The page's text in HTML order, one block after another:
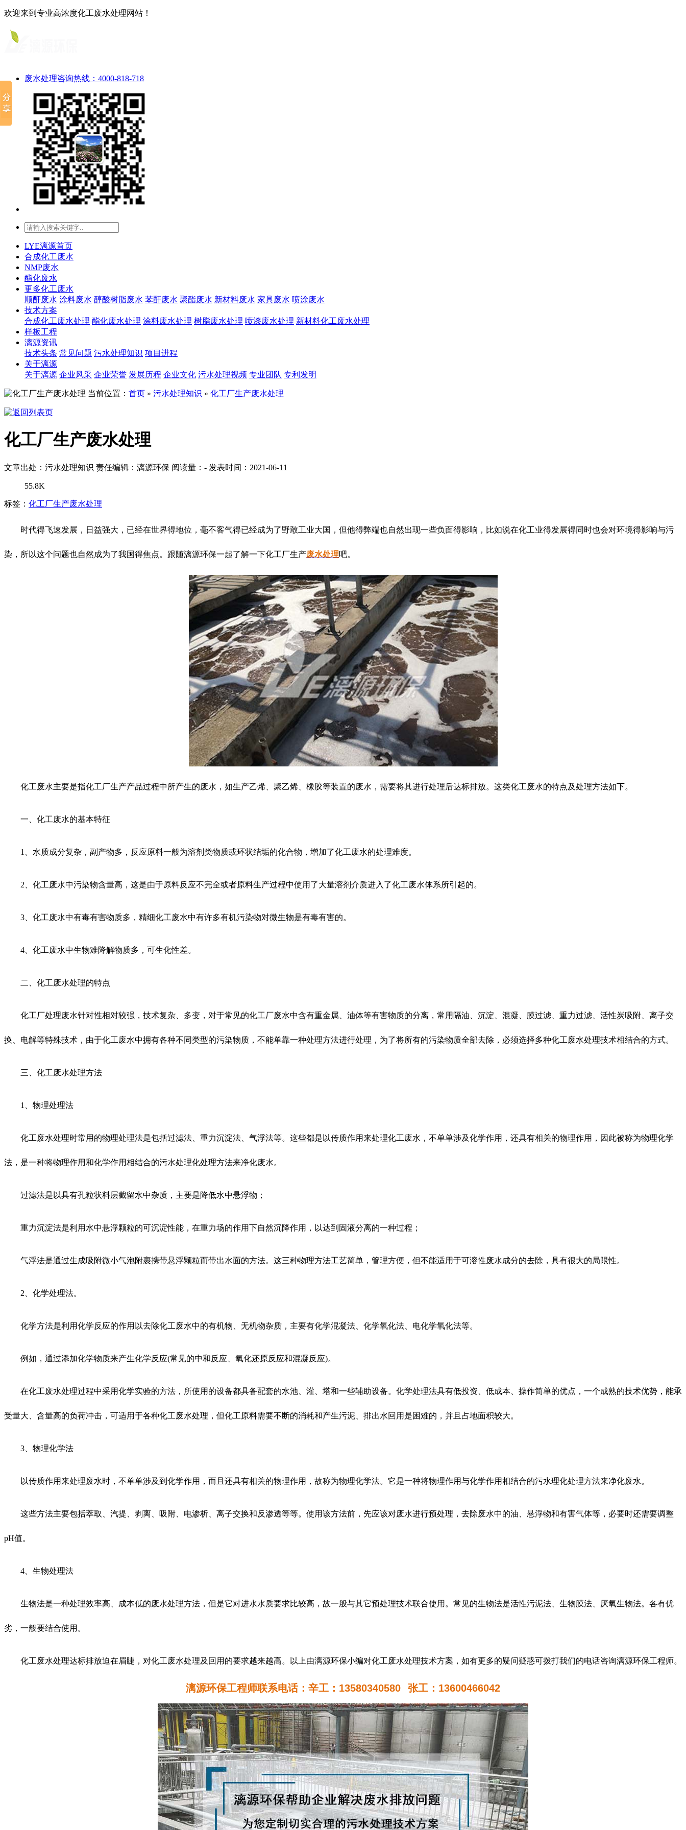
欢迎来到专业高浓度化工废水处理网站！
废水处理咨询热线：4000-818-718
LYE漓源首页
合成化工废水
NMP废水
酯化废水
更多化工废水
顺酐废水 涂料废水 醇酸树脂废水 苯酐废水 聚酯废水 新材料废水 家具废水 喷涂废水
技术方案
合成化工废水处理 酯化废水处理 涂料废水处理 树脂废水处理 喷漆废水处理 新材料化工废水处理
样板工程
漓源资讯
技术头条 常见问题 污水处理知识 项目进程
关于漓源
关于漓源 企业风采 企业荣誉 发展历程 企业文化 污水处理视频 专业团队 专利发明
当前位置： 首页 » 污水处理知识 » 化工厂生产废水处理
化工厂生产废水处理
文章出处：污水处理知识 责任编辑：漓源环保 阅读量： - 发表时间：2021-06-11
55.8K
标签： 化工厂生产废水处理
时代得飞速发展，日益强大，已经在世界得地位，毫不客气得已经成为了野敢工业大国，但他得弊端也自然出现一些负面得影响，比如说在化工业得发展得同时也会对环境得影响与污
染，所以这个问题也自然成为了我国得焦点。跟随漓源环保一起了解一下化工厂生产废水处理吧。
化工废水主要是指化工厂生产产品过程中所产生的废水，如生产乙烯、聚乙烯、橡胶等装置的废水，需要将其进行处理后达标排放。这类化工废水的特点及处理方法如下。
一、化工废水的基本特征
1、水质成分复杂，副产物多，反应原料一般为溶剂类物质或环状结垢的化合物，增加了化工废水的处理难度。
2、化工废水中污染物含量高，这是由于原料反应不完全或者原料生产过程中使用了大量溶剂介质进入了化工废水体系所引起的。
3、化工废水中有毒有害物质多，精细化工废水中有许多有机污染物对微生物是有毒有害的。
4、化工废水中生物难降解物质多，可生化性差。
二、化工废水处理的特点
化工厂处理废水针对性相对较强，技术复杂、多变，对于常见的化工厂废水中含有重金属、油体等有害物质的分离，常用隔油、沉淀、混凝、膜过滤、重力过滤、活性炭吸附、离子交
换、电解等特殊技术，由于化工废水中拥有各种不同类型的污染物质，不能单靠一种处理方法进行处理，为了将所有的污染物质全部去除，必须选择多种化工废水处理技术相结合的方式。
三、化工废水处理方法
1、物理处理法
化工废水处理时常用的物理处理法是包括过滤法、重力沉淀法、气浮法等。这些都是以传质作用来处理化工废水，不单单涉及化学作用，还具有相关的物理作用，因此被称为物理化学
法，是一种将物理作用和化学作用相结合的污水处理化处理方法来净化废水。
过滤法是以具有孔粒状料层截留水中杂质，主要是降低水中悬浮物；
重力沉淀法是利用水中悬浮颗粒的可沉淀性能，在重力场的作用下自然沉降作用，以达到固液分离的一种过程；
气浮法是通过生成吸附微小气泡附裹携带悬浮颗粒而带出水面的方法。这三种物理方法工艺简单，管理方便，但不能适用于可溶性废水成分的去除，具有很大的局限性。
2、化学处理法。
化学方法是利用化学反应的作用以去除化工废水中的有机物、无机物杂质，主要有化学混凝法、化学氧化法、电化学氧化法等。
例如，通过添加化学物质来产生化学反应(常见的中和反应、氧化还原反应和混凝反应)。
在化工废水处理过程中采用化学实验的方法，所使用的设备都具备配套的水池、灌、塔和一些辅助设备。化学处理法具有低投资、低成本、操作简单的优点，一个成熟的技术优势，能承
受量大、含量高的负荷冲击，可适用于各种化工废水处理，但化工原料需要不断的消耗和产生污泥、排出水回用是困难的，并且占地面积较大。
3、物理化学法
以传质作用来处理废水时，不单单涉及到化学作用，而且还具有相关的物理作用，故称为物理化学法。它是一种将物理作用与化学作用相结合的污水理化处理方法来净化废水。
这些方法主要包括萃取、汽提、剥离、吸附、电渗析、离子交换和反渗透等等。使用该方法前，先应该对废水进行预处理，去除废水中的油、悬浮物和有害气体等，必要时还需要调整
pH值。
4、生物处理法
生物法是一种处理效率高、成本低的废水处理方法，但是它对进水水质要求比较高，故一般与其它预处理技术联合使用。常见的生物法是活性污泥法、生物膜法、厌氧生物法。各有优
劣，一般要结合使用。
化工废水处理达标排放迫在眉睫，对化工废水处理及回用的要求越来越高。以上由漓源环保小编对化工废水处理技术方案，如有更多的疑问疑惑可拨打我们的电话咨询漓源环保工程师。
漓源环保工程师联系电话：辛工：13580340580 张工：13600466042